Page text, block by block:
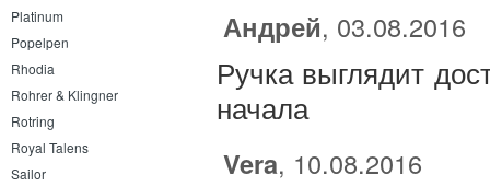
Platinum
Popelpen
Rhodia
Rohrer & Klingner
Rotring
Royal Talens
Sailor
Андрей, 03.08.2016
Ручка выглядит
начала
Vera, 10.08.2016